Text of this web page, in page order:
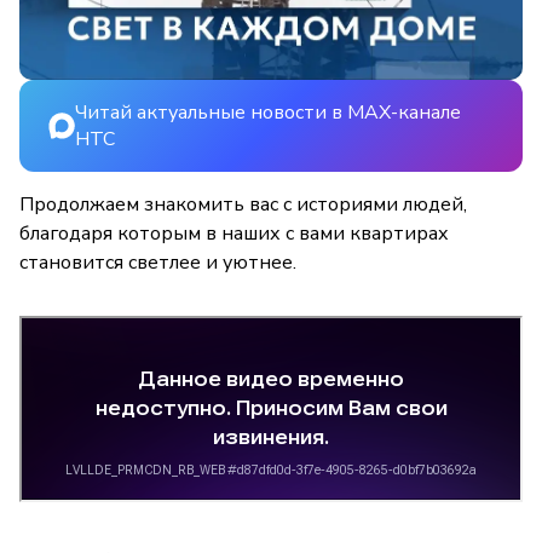
Читай актуальные новости в MAX-канале
НТС
Продолжаем знакомить вас с историями людей,
благодаря которым в наших с вами квартирах
становится светлее и уютнее.